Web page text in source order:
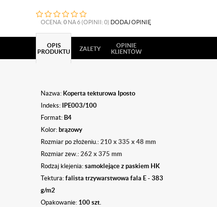
OCENA: 0 NA 6 (OPINII: 0) DODAJ OPINIĘ
OPIS
PRODUKTU
ZALETY
OPINIE
KLIENTÓW
Nazwa: Koperta tekturowa Iposto
Indeks: IPE003/100
Format: B4
Kolor: brązowy
Rozmiar po złożeniu.: 210 x 335 x 48 mm
Rozmiar zew.: 262 x 375 mm
Rodzaj klejenia: samoklejące z paskiem HK
Tektura: falista trzywarstwowa fala E - 383
g/m2
Opakowanie: 100 szt.